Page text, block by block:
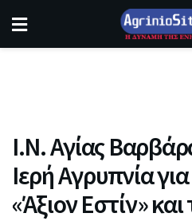
Ι.Ν. Αγίας
Ιερή Αγρυπνία
«Άξιον Εστίν»